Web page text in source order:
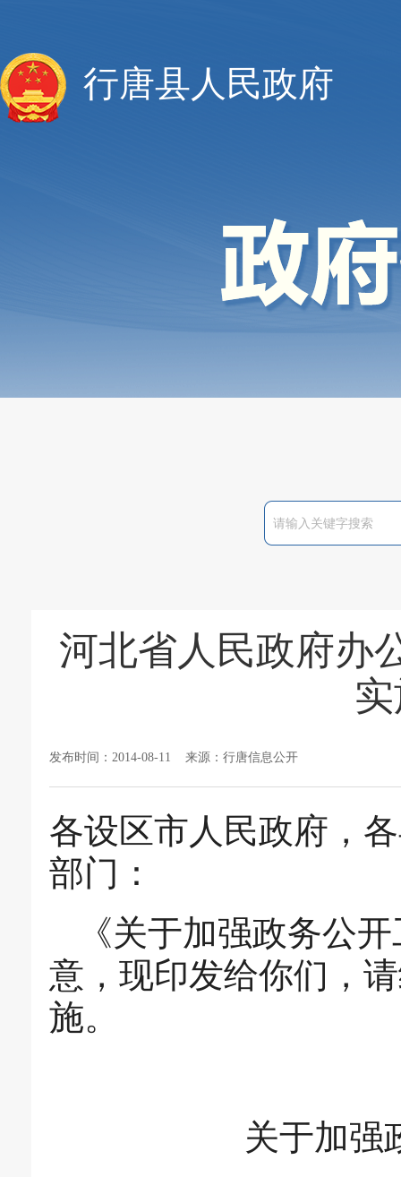
行唐县人民政府
河北省人民政府办
发布时间：2014-08-11 来源：行唐信息公开
各设区市人民政府，
部门：
《关于加强政务公
意，现印发给你们，
施。
关于加强